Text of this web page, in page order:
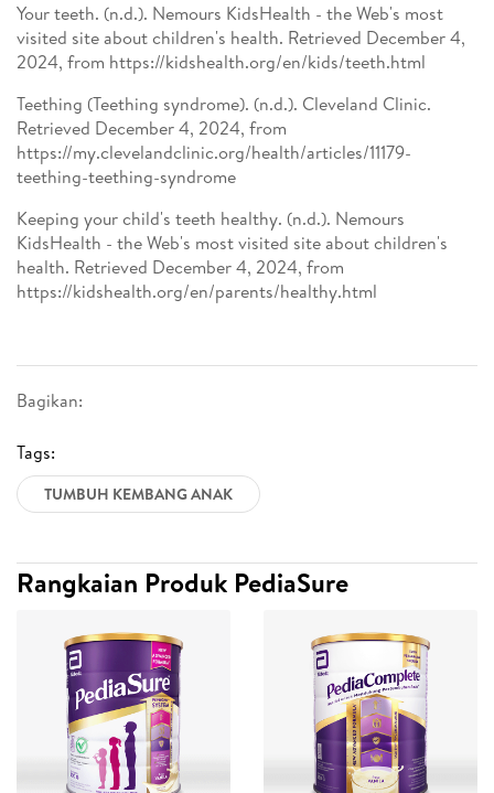
Bagikan:
Tags:
TUMBUH KEMBANG ANAK
Your teeth. (n.d.). Nemours KidsHealth - the Web's most
visited site about children's health. Retrieved December 4,
2024, from https://kidshealth.org/en/kids/teeth.html
Teething (Teething syndrome). (n.d.). Cleveland Clinic.
Retrieved December 4, 2024, from
https://my.clevelandclinic.org/health/articles/11179-
teething-teething-syndrome
Keeping your child's teeth healthy. (n.d.). Nemours
KidsHealth - the Web's most visited site about children's
health. Retrieved December 4, 2024, from
https://kidshealth.org/en/parents/healthy.html
Rangkaian Produk PediaSure